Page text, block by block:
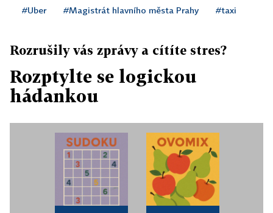
#Uber #Magistrát hlavního města Prahy #taxi
Rozrušily vás zprávy a cítíte stres?
Rozptylte se logickou
hádankou